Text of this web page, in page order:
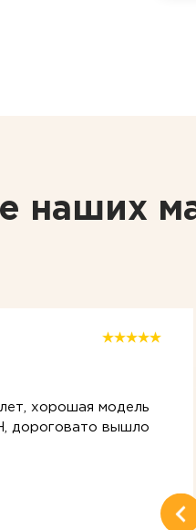
наших
хорошая модель
дороговато вышло